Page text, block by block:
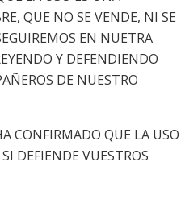
QUE NO SE VENDE, NI SE
EN NUETRA
Y DEFENDIENDO
DE NUESTRO
CONFIRMADO QUE LA USO
DEFIENDE VUESTROS